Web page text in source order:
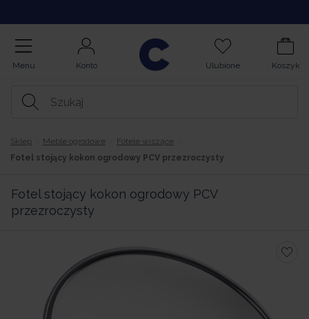
Menu Konto Ulubione Koszyk
Sklep Meble ogrodowe
Fotele wiszące
Fotel stojący kokon ogrodowy PCV przezroczysty
Fotel stojący kokon ogrodowy PCV
przezroczysty